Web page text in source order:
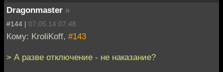
Dragonmaster »
#144 | 07.05.14 07:48
Кому: KroliKoff, #143
> А разве отключение - не наказание?